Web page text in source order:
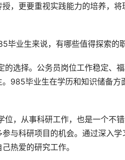
，更要重视实践能力的培养，
业生来说，有哪些值得探索的
985毕业生在学历和知识储备
与科研项目的机会。通过深入
热爱的研究工作。